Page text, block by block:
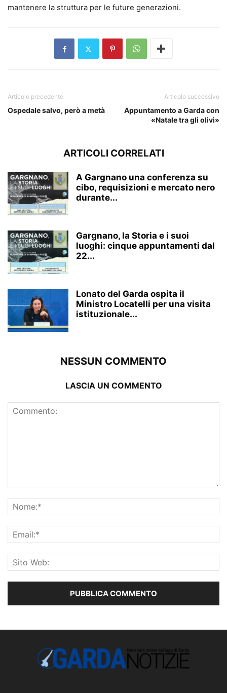
mantenere la struttura per le future generazioni.
Articolo precedente
Ospedale salvo, però a metà
Articolo successivo
Appuntamento a Garda con
«Natale tra gli olivi»
ARTICOLI CORRELATI
A Gargnano una conferenza su
cibo, requisizioni e mercato nero
durante...
Gargnano, la Storia e i suoi
luoghi: cinque appuntamenti dal
22...
Lonato del Garda ospita il
Ministro Locatelli per una visita
istituzionale...
NESSUN COMMENTO
LASCIA UN COMMENTO